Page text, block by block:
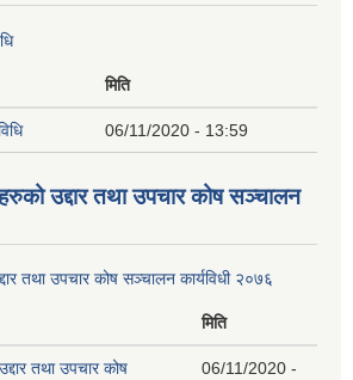
मिति
06/11/2020 - 13:59
उद्दार तथा उपचार कोष सञ्चालन
तथा उपचार कोष सञ्चालन कार्यविधी २०७६
मिति
तथा उपचार कोष
06/11/2020 -